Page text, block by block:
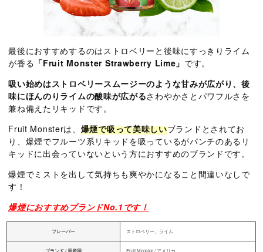
最後におすすめするのはストロベリーと後味にすっきりライム
が香る 「Fruit Monster Strawberry Lime」 です。
吸い始めはストロベリースムージーのような甘みが広がり、後
味にほんのりライムの酸味が広がるさわやかさとパワフルさを
兼ね備えたリキッドです。
Fruit Monsterは、 爆煙で吸って美味しいブランドとされてお
り、爆煙でフルーツ系リキッドを吸っているがパンチのあるリ
キッドに出会っていないという方におすすめのブランドです。
爆煙でミストを出して気持ちも爽やかになること間違いなしで
す！
爆煙におすすめブランドNo.1です！
フレーバー ストロベリー、ライム